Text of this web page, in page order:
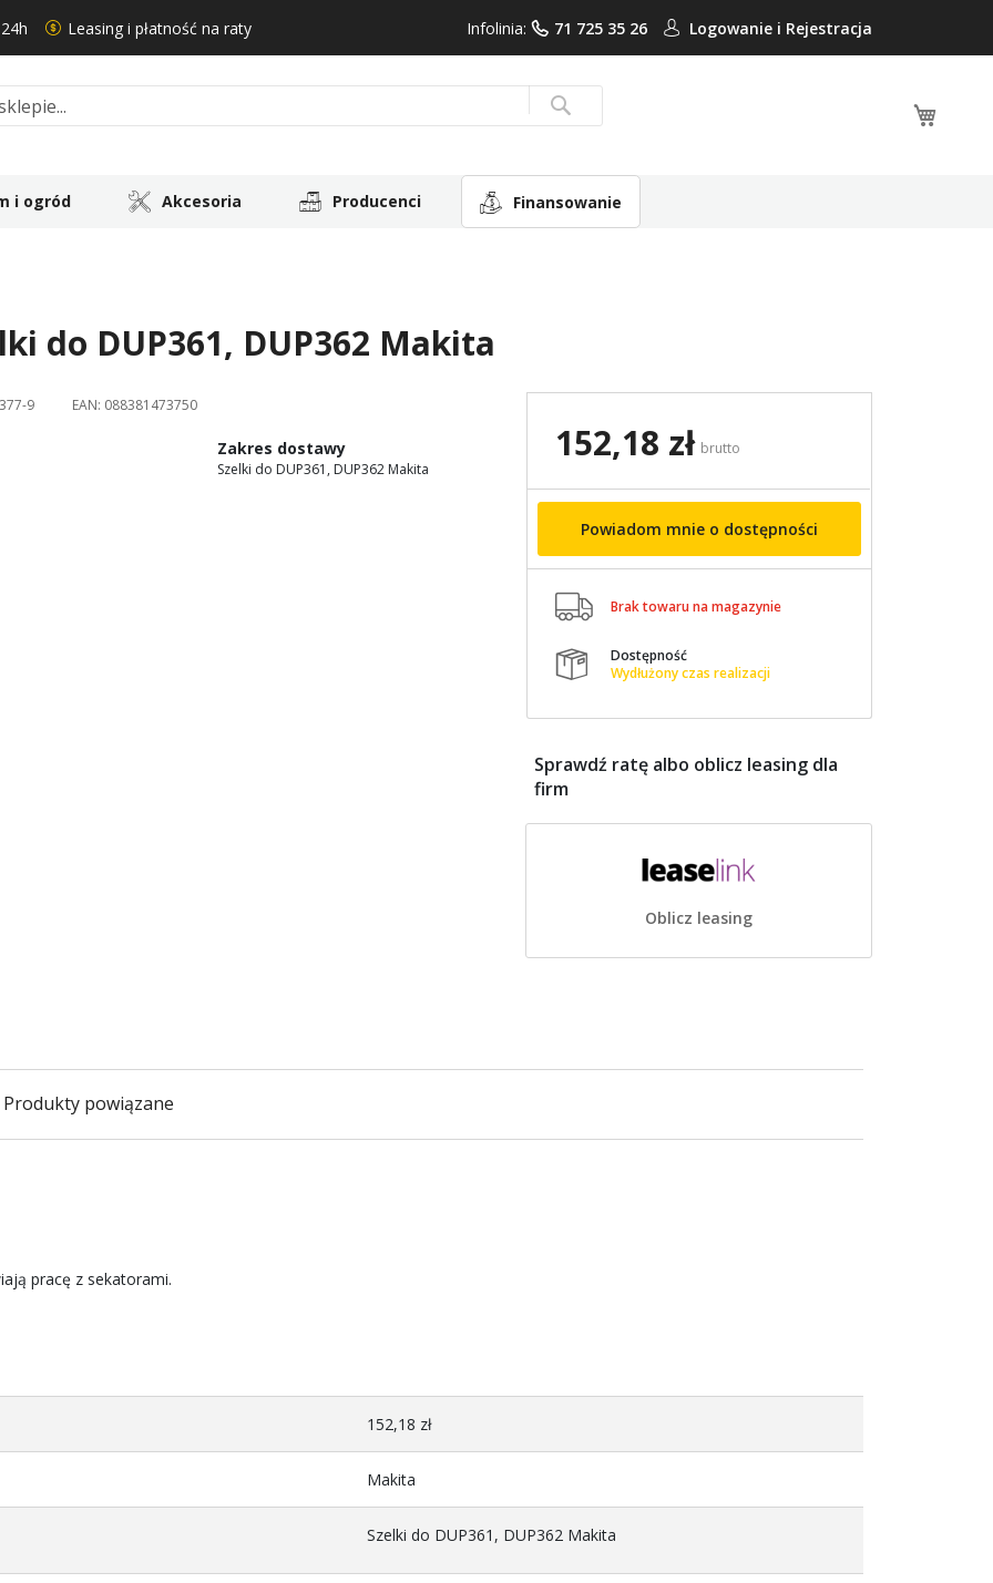
Leasing i płatność na raty Infolinia: 71 725 35 26 Logowanie i Rejestracja
Search
i ogród Akcesoria Producenci Finansowanie
do DUP361, DUP362 Makita
9 EAN: 088381473750
Zakres dostawy
Szelki do DUP361, DUP362 Makita
152,18 zł brutto
Powiadom mnie o dostępności
 Brak towaru na magazynie

Dostępność
Wydłużony czas realizacji
Sprawdź ratę albo oblicz leasing dla
firm
Oblicz leasing
Produkty powiązane
pracę z sekatorami.
152,18 zł
Makita
Szelki do DUP361, DUP362 Makita